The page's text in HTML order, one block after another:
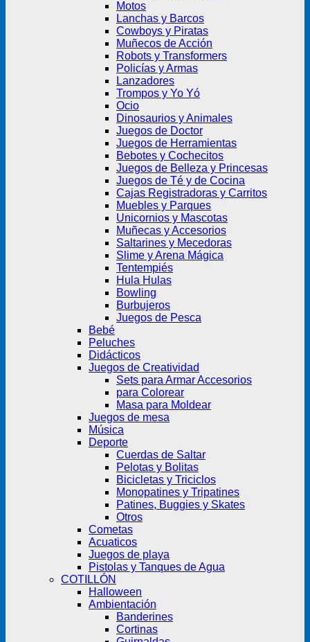
Motos
Lanchas y Barcos
Cowboys y Piratas
Muñecos de Acción
Robots y Transformers
Policías y Armas
Lanzadores
Trompos y Yo Yó
Ocio
Dinosaurios y Animales
Juegos de Doctor
Juegos de Herramientas
Bebotes y Cochecitos
Juegos de Belleza y Princesas
Juegos de Té y de Cocina
Cajas Registradoras y Carritos
Muebles y Parques
Unicornios y Mascotas
Muñecas y Accesorios
Saltarines y Mecedoras
Slime y Arena Mágica
Tentempiés
Hula Hulas
Bowling
Burbujeros
Juegos de Pesca
Bebé
Peluches
Didácticos
Juegos de Creatividad
Sets para Armar Accesorios
para Colorear
Masa para Moldear
Juegos de mesa
Música
Deporte
Cuerdas de Saltar
Pelotas y Bolitas
Bicicletas y Triciclos
Monopatines y Tripatines
Patines, Buggies y Skates
Otros
Cometas
Acuaticos
Juegos de playa
Pistolas y Tanques de Agua
COTILLÓN
Halloween
Ambientación
Banderines
Cortinas